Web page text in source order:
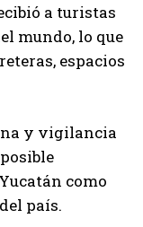
a turistas
mundo, lo que
espacios
y vigilancia
como
país.